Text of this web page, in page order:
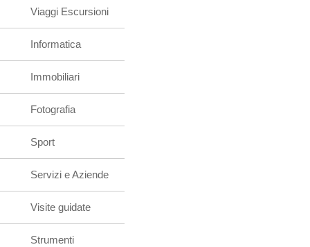
Viaggi Escursioni
Informatica
Immobiliari
Fotografia
Sport
Servizi e Aziende
Visite guidate
Strumenti